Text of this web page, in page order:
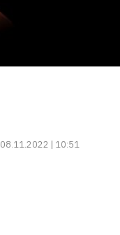
08.11.2022 | 10:51